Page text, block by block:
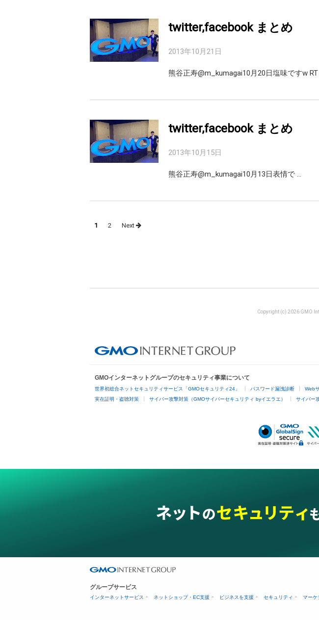
twitter,facebook まとめ
2013年10月21日
熊谷正寿@m_kumagai10月20日塩味ですw
twitter,facebook まとめ
2013年10月15日
熊谷正寿‏@m_kumagai10月13日表情で …
Posts
1 2 Next
Copyright (c) 2026 GMO
GMOインターネットグループのセキュリティ事業について
世界初総合ネットセキュリティサービス「GMOセキュリティ24」 パスワード漏洩診断 Web
実在証明・盗聴対策 サイバー攻撃対策（GMOサイバーセキュリティ byイエラエ） サイバー
グループサービス
インターネットサービス ネットショップ・EC支援 ビジネスを支援 セキュリティ マーケ